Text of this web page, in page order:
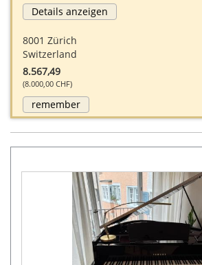
Details anzeigen
8001 Zürich
Switzerland
8.567,49
(8.000,00 CHF)
remember